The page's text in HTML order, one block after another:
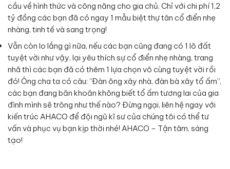
cầu về hình thức và công năng cho gia chủ. Chỉ với chi phí 1,2
tỷ đồng các bạn đã có ngay 1 mẫu biệt thự tân cổ điển nhẹ
nhàng, tinh tế và sang trọng!
Vẫn còn lo lắng gì nữa, nếu các bạn cũng đang có 1 lô đất
tuyệt vời như vậy, lại yêu thích sự cổ điển nhẹ nhàng, trang
nhã thì các bạn đã có thêm 1 lựa chọn vô cùng tuyệt vời rồi
đó! Ông cha ta có câu: ”Đàn ông xây nhà, đàn bà xây tổ ấm”,
các bạn đang băn khoăn không biết tổ ấm tương lai của gia
đình mình sẽ trông như thế nào? Đừng ngại, liên hệ ngay với
kiến trúc AHACO để đội ngũ kĩ sư của chúng tôi có thể tư
vấn và phục vụ bạn kịp thời nhé! AHACO – Tận tâm, sáng
tạo!